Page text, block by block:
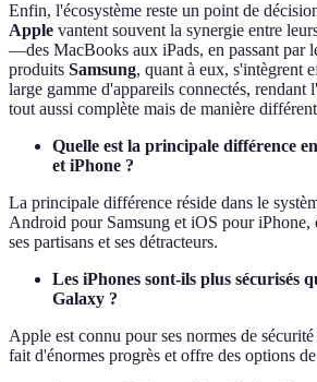
Enfin, l'écosystème reste un point de
Apple vantent souvent la synergie entre
—des MacBooks aux iPads, en passant par
produits Samsung, quant à eux, s'intègrent
large gamme d'appareils connectés, rendant
tout aussi complète mais de manière
Quelle est la principale différence
et iPhone ?
La principale différence réside dans le
Android pour Samsung et iOS pour iPhone,
ses partisans et ses détracteurs.
Les iPhones sont-ils plus sécurisés
Galaxy ?
Apple est connu pour ses normes de
fait d'énormes progrès et offre des options